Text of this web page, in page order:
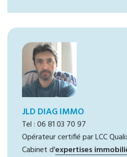
JLD DIAG IMMO
Tel : 06 81 03 70 97
Opérateur certifié par LCC
Cabinet d'expertises